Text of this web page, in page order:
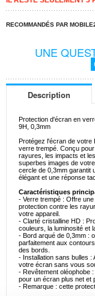
RECOMMANDÉS PAR
UNE
Description
Protection d'écran en
9H, 0,3mm
Protégez l'écran de votre
verre trempé. Conçu
rayures, les impacts et
superbes images de
cercle de 0,3mm garantit
élégant et une réponse
Caractéristiques
- Verre trempé : Offre
protection contre les
votre appareil.
- Clarté cristalline HD :
couleurs, la luminosité et
- Bord arqué de 0,3mm :
parfaitement aux
des bords.
- Installation sans bulles :
votre écran sans vous
- Revêtement oléophobe
pour un écran plus net et
- Remarque : cette